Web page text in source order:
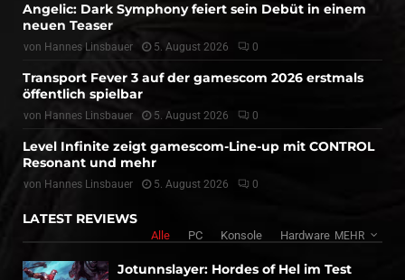
Angelic: Dark Symphony feiert sein Debüt in einem
neuen Teaser
von Hannes Linsbauer 5. August 2026 0
Transport Fever 3 auf der gamescom 2026 erstmals
öffentlich spielbar
von Hannes Linsbauer 5. August 2026 0
Level Infinite zeigt gamescom-Line-up mit CONTROL
Resonant und mehr
von Hannes Linsbauer 5. August 2026 0
LATEST REVIEWS
Alle PC Konsole Hardware MEHR
Jotunnslayer: Hordes of Hel im Test